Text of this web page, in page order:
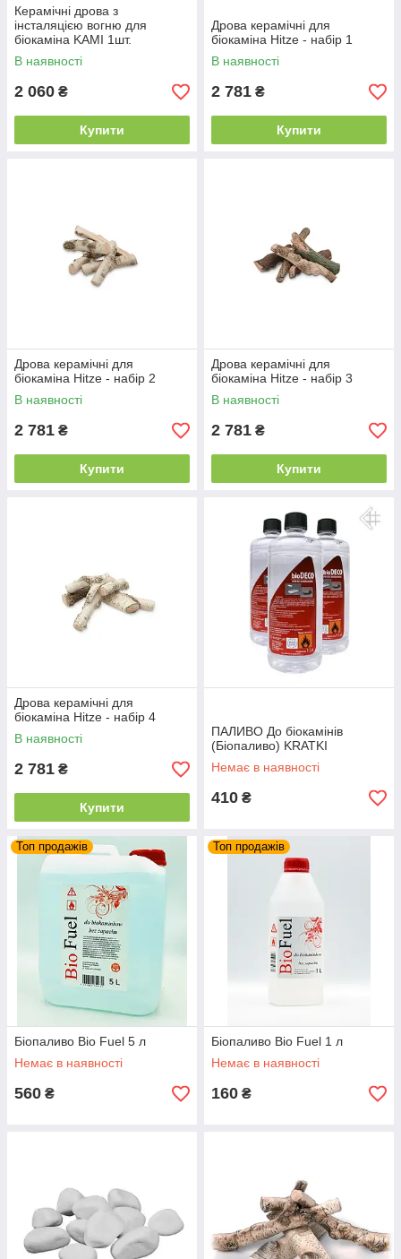
Керамічні дрова з
інсталяцією вогню для
біокаміна KAMI 1шт.
В наявності
2 060 ₴
Купити
Дрова керамічні для
біокаміна Hitze - набір 1
В наявності
2 781 ₴
Купити
Дрова керамічні для
біокаміна Hitze - набір 2
В наявності
2 781 ₴
Купити
Дрова керамічні для
біокаміна Hitze - набір 3
В наявності
2 781 ₴
Купити
Дрова керамічні для
біокаміна Hitze - набір 4
В наявності
2 781 ₴
Купити
ПАЛИВО До біокамінів
(Біопаливо) KRATKI
Немає в наявності
410 ₴
Топ продажів
Біопаливо Bio Fuel 5 л
Немає в наявності
560 ₴
Топ продажів
Біопаливо Bio Fuel 1 л
Немає в наявності
160 ₴